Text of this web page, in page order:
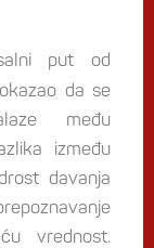
put od
da se
među
između
davanja
vrednost.